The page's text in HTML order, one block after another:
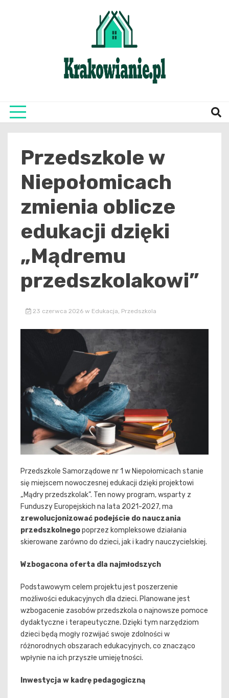
Przedszkole w
Niepołomicach
zmienia oblicze
edukacji dzięki
„Mądremu
przedszkolakowi”
23 czerwca 2026 w Edukacja, Przedszkola
Przedszkole Samorządowe nr 1 w Niepołomicach stanie
się miejscem nowoczesnej edukacji dzięki projektowi
„Mądry przedszkolak”. Ten nowy program, wsparty z
Funduszy Europejskich na lata 2021-2027, ma
zrewolucjonizować podejście do nauczania
przedszkolnegopoprzez kompleksowe działania
skierowane zarówno do dzieci, jak i kadry nauczycielskiej.
Wzbogacona oferta dla najmłodszych
Podstawowym celem projektu jest poszerzenie
możliwości edukacyjnych dla dzieci. Planowane jest
wzbogacenie zasobów przedszkola o najnowsze pomoce
dydaktyczne i terapeutyczne. Dzięki tym narzędziom
dzieci będą mogły rozwijać swoje zdolności w
różnorodnych obszarach edukacyjnych, co znacząco
wpłynie na ich przyszłe umiejętności.
Inwestycja w kadrę pedagogiczną